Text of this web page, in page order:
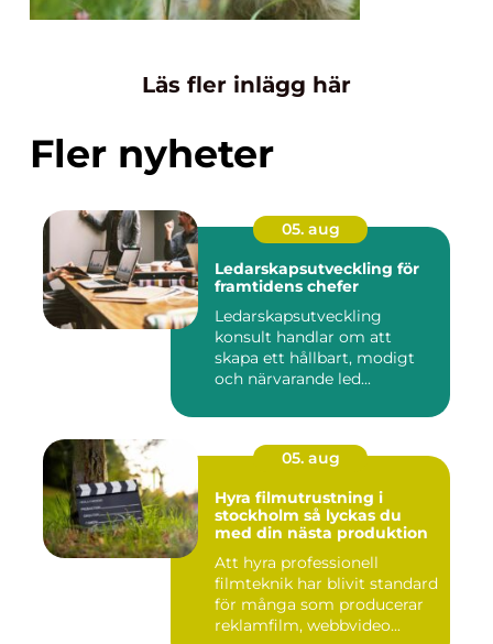
Läs fler inlägg här
Fler nyheter
05. aug
Ledarskapsutveckling för
framtidens chefer
Ledarskapsutveckling
konsult handlar om att
skapa ett hållbart, modigt
och närvarande led...
05. aug
Hyra filmutrustning i
stockholm så lyckas du
med din nästa produktion
Att hyra professionell
filmteknik har blivit standard
för många som producerar
reklamfilm, webbvideo...